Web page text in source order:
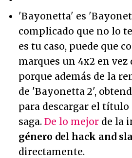
'Bayonetta' es
complicado que no lo
es tu caso, puede que
marques un 4x2 en vez
porque además de la
de 'Bayonetta 2',
para descargar el
saga. De lo mejor de la
género del hack and
directamente.